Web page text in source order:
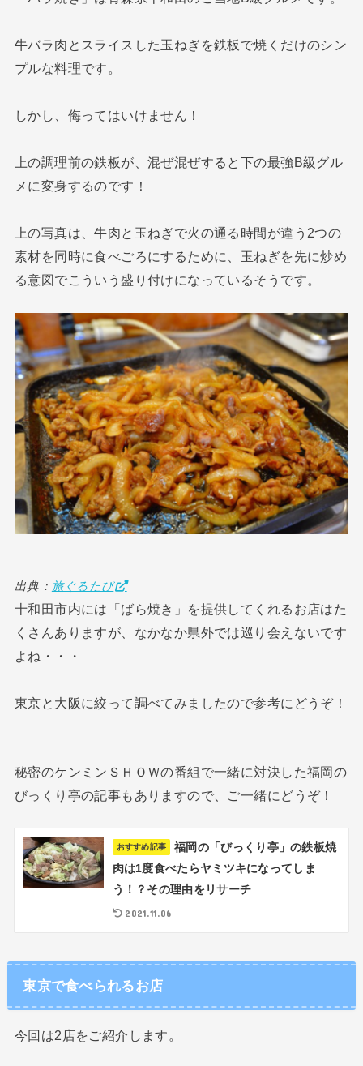
牛バラ肉とスライスした玉ねぎを鉄板で焼くだけのシン
プルな料理です。
しかし、侮ってはいけません！
上の調理前の鉄板が、混ぜ混ぜすると下の最強B級グル
メに変身するのです！
上の写真は、牛肉と玉ねぎで火の通る時間が違う2つの
素材を同時に食べごろにするために、玉ねぎを先に炒め
る意図でこういう盛り付けになっているそうです。
出典： 旅ぐるたび
十和田市内には「ばら焼き」を提供してくれるお店はた
くさんありますが、なかなか県外では巡り会えないです
よね・・・
東京と大阪に絞って調べてみましたので参考にどうぞ！
秘密のケンミンＳＨＯＷの番組で一緒に対決した福岡の
びっくり亭の記事もありますので、ご一緒にどうぞ！
おすすめ記事
福岡の「びっくり亭」の鉄板焼
肉は1度食べたらヤミツキになってしま
う！？その理由をリサーチ
2021.11.06
東京で食べられるお店
今回は2店をご紹介します。